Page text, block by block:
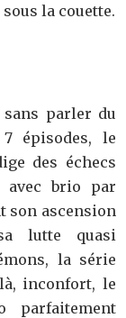
la couette.
parler du
épisodes, le
des échecs
avec brio par
son ascension
lutte quasi
la série
inconfort, le
parfaitement